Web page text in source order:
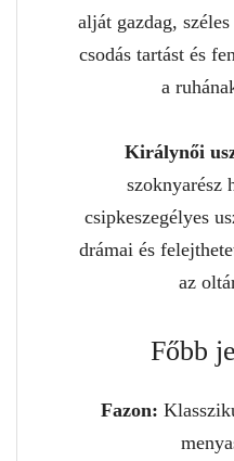
alját gazdag,
csodás tartást és
a
Királynői
szoknyarész
csipkeszegélyes
drámai és
az
Főbb
Fazon: